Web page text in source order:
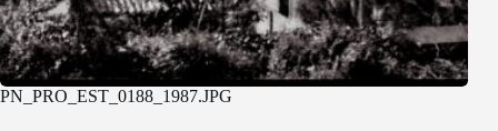
PN_PRO_EST_0188_1987.JPG